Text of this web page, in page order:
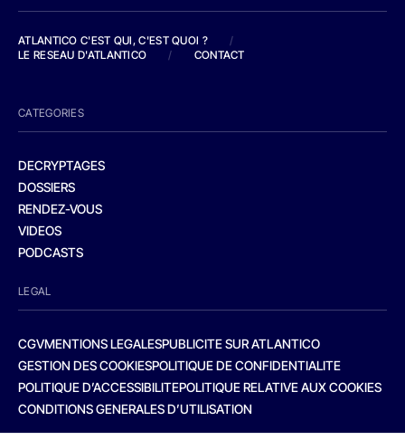
ATLANTICO C'EST QUI, C'EST QUOI ?
/
LE RESEAU D'ATLANTICO
/ CONTACT
CATEGORIES
DECRYPTAGES
DOSSIERS
RENDEZ-VOUS
VIDEOS
PODCASTS
LEGAL
CGVMENTIONS LEGALESPUBLICITE SUR ATLANTICO
GESTION DES COOKIESPOLITIQUE DE CONFIDENTIALITE
POLITIQUE D’ACCESSIBILITEPOLITIQUE RELATIVE AUX COOKIES
CONDITIONS GENERALES D’UTILISATION